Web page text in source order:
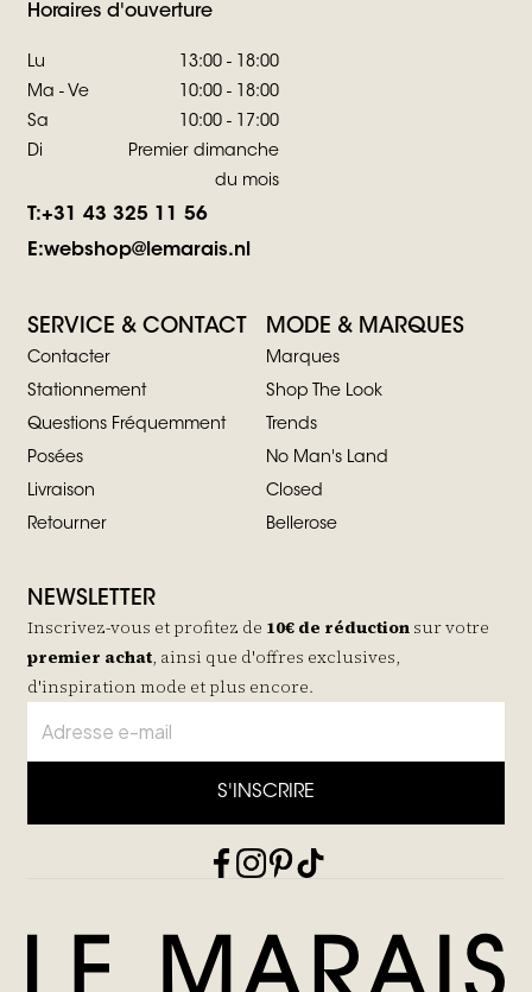
Horaires d'ouverture
Lu
13:00 - 18:00
Ma - Ve
10:00 - 18:00
Sa
10:00 - 17:00
Di
Premier dimanche
du mois
T:+31 43 325 11 56
E:webshop@lemarais.nl
SERVICE & CONTACT
Contacter
Stationnement
Questions Fréquemment
Posées
Livraison
Retourner
MODE & MARQUES
Marques
Shop The Look
Trends
No Man's Land
Closed
Bellerose
NEWSLETTER
Inscrivez-vous et profitez de 10€ de réduction sur votre
premier achat, ainsi que d'offres exclusives,
d'inspiration mode et plus encore.
S'INSCRIRE